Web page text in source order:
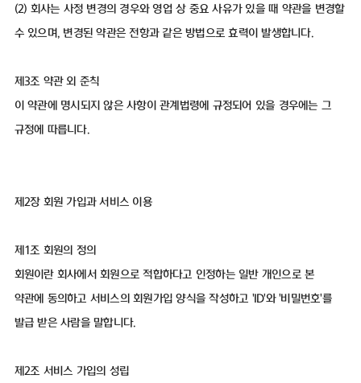
(2) 회사는 사정 변경의 경우와 영업 상 중요 사유가 있을 때 약관을 변경할
수 있으며, 변경된 약관은 전항과 같은 방법으로 효력이 발생합니다.
제3조 약관 외 준칙
이 약관에 명시되지 않은 사항이 관계법령에 규정되어 있을 경우에는 그
규정에 따릅니다.
제2장 회원 가입과 서비스 이용
제1조 회원의 정의
회원이란 회사에서 회원으로 적합하다고 인정하는 일반 개인으로 본
약관에 동의하고 서비스의 회원가입 양식을 작성하고 'ID'와 '비밀번호'를
발급 받은 사람을 말합니다.
제2조 서비스 가입의 성립